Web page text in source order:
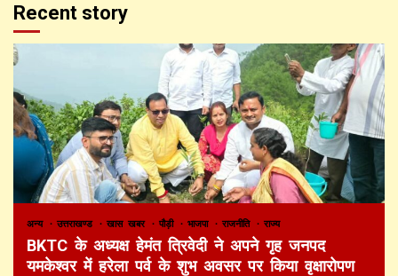
Recent story
अन्य उत्तराखण्ड खास खबर पौड़ी भाजपा राजनीति राज्य
BKTC के अध्यक्ष हेमंत त्रिवेदी ने अपने गृह जनपद
यमकेश्वर में हरेला पर्व के शुभ अवसर पर किया वृक्षारोपण